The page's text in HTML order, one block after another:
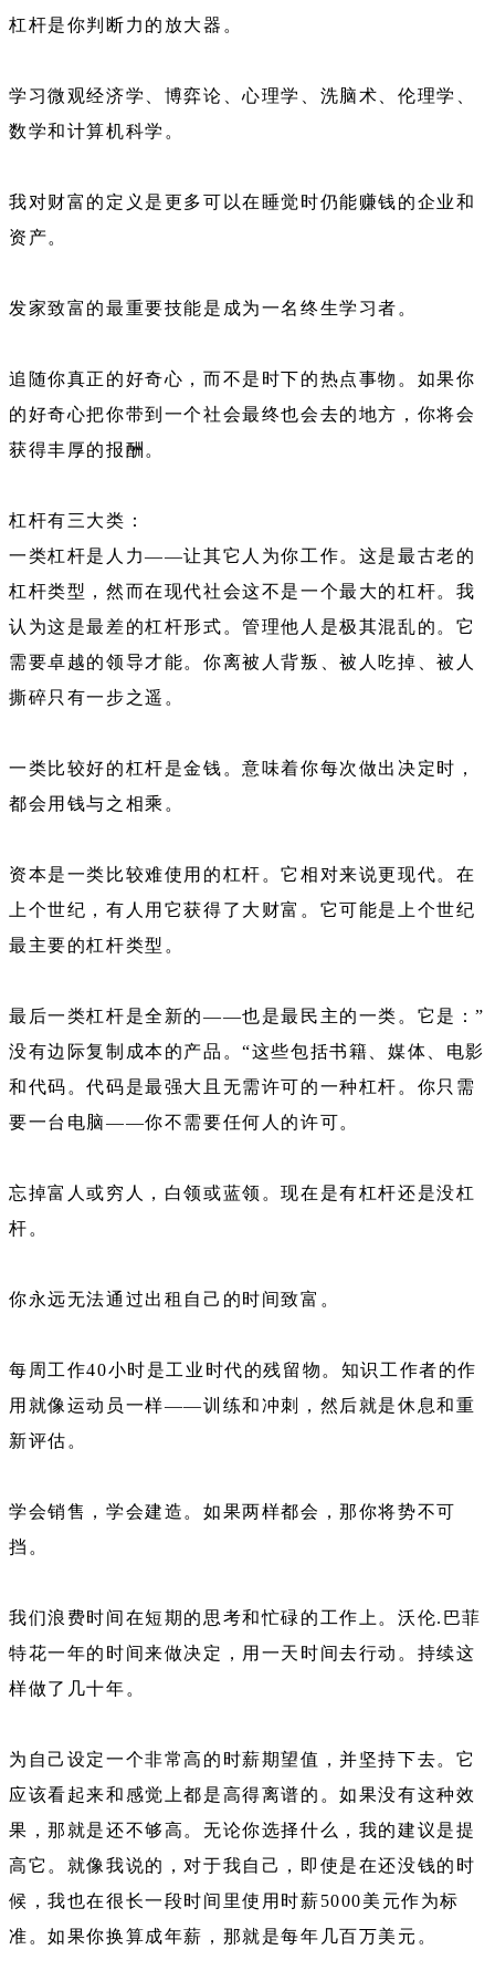
杠杆是你判断力的放大器。
学习微观经济学、博弈论、心理学、洗脑术、伦理学、
数学和计算机科学。
我对财富的定义是更多可以在睡觉时仍能赚钱的企业和
资产。
发家致富的最重要技能是成为一名终生学习者。
追随你真正的好奇心，而不是时下的热点事物。如果你
的好奇心把你带到一个社会最终也会去的地方，你将会
获得丰厚的报酬。
杠杆有三大类：
一类杠杆是人力——让其它人为你工作。这是最古老的
杠杆类型，然而在现代社会这不是一个最大的杠杆。我
认为这是最差的杠杆形式。管理他人是极其混乱的。它
需要卓越的领导才能。你离被人背叛、被人吃掉、被人
撕碎只有一步之遥。
一类比较好的杠杆是金钱。意味着你每次做出决定时，
都会用钱与之相乘。
资本是一类比较难使用的杠杆。它相对来说更现代。在
上个世纪，有人用它获得了大财富。它可能是上个世纪
最主要的杠杆类型。
最后一类杠杆是全新的——也是最民主的一类。它是：”
没有边际复制成本的产品。“这些包括书籍、媒体、电影
和代码。代码是最强大且无需许可的一种杠杆。你只需
要一台电脑——你不需要任何人的许可。
忘掉富人或穷人，白领或蓝领。现在是有杠杆还是没杠
杆。
你永远无法通过出租自己的时间致富。
每周工作40小时是工业时代的残留物。知识工作者的作
用就像运动员一样——训练和冲刺，然后就是休息和重
新评估。
学会销售，学会建造。如果两样都会，那你将势不可
挡。
我们浪费时间在短期的思考和忙碌的工作上。沃伦.巴菲
特花一年的时间来做决定，用一天时间去行动。持续这
样做了几十年。
为自己设定一个非常高的时薪期望值，并坚持下去。它
应该看起来和感觉上都是高得离谱的。如果没有这种效
果，那就是还不够高。无论你选择什么，我的建议是提
高它。就像我说的，对于我自己，即使是在还没钱的时
候，我也在很长一段时间里使用时薪5000美元作为标
准。如果你换算成年薪，那就是每年几百万美元。